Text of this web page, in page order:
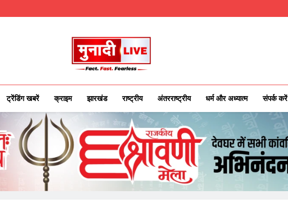
Munadilive.com
Munadi Live – Jharkhand's Leading Local News Network
ट्रेंडिंग खबरें क्राइम झारखंड राष्ट्रीय अंतरराष्ट्रीय धर्म और अध्यात्म संपर्क करें